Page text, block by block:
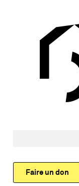
Faire un don